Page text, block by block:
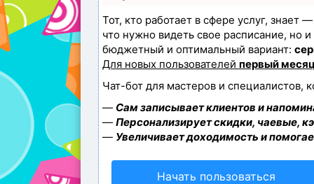
Тот, кто работает в сфере услуг, знает
что нужно видеть свое расписание, но
бюджетный и оптимальный вариант:
Для новых пользователей первый
Чат-бот для мастеров и специалистов,
— Сам записывает клиентов и
— Персонализирует скидки, чаевые,
— Увеличивает доходимость и
Начать пользоваться